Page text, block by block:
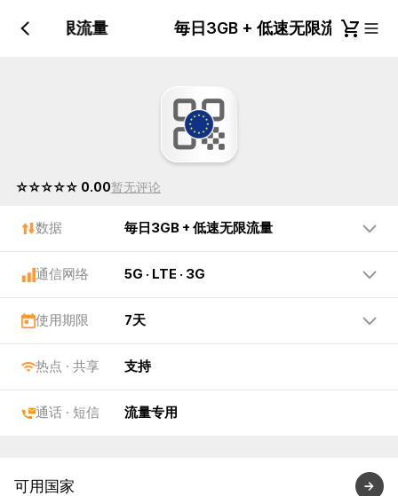
低速无限流量 毎日3GB + 低速无限流量
☆☆☆☆☆ 0.00暂无评论
数据 毎日3GB + 低速无限流量
通信网络 5G · LTE · 3G
使用期限 7天
热点 · 共享 支持
通话 · 短信 流量专用
可用国家